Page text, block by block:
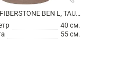
КАШПО FIBERSTONE BEN L, TAUPE
40 см.
55 см.